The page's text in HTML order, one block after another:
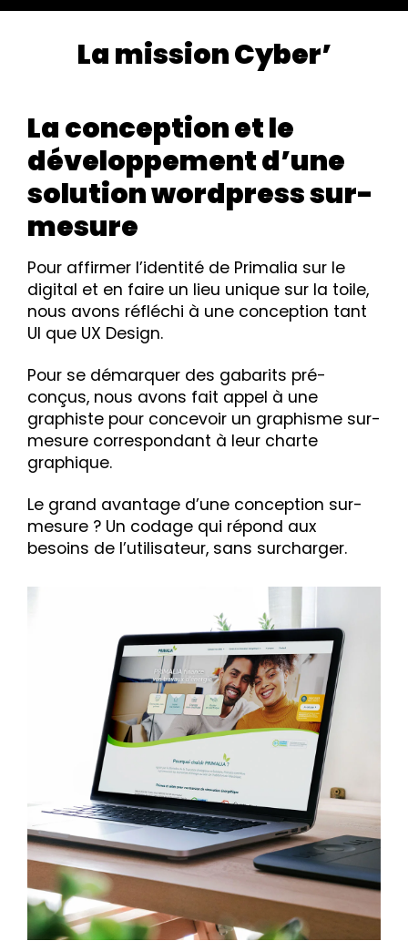
La mission Cyber’
La conception et le
développement d’une
solution wordpress sur-
mesure
Pour affirmer l’identité de Primalia sur le
digital et en faire un lieu unique sur la toile,
nous avons réfléchi à une conception tant
UI que UX Design.
Pour se démarquer des gabarits pré-
conçus, nous avons fait appel à une
graphiste pour concevoir un graphisme sur-
mesure correspondant à leur charte
graphique.
Le grand avantage d’une conception sur-
mesure ? Un codage qui répond aux
besoins de l’utilisateur, sans surcharger.